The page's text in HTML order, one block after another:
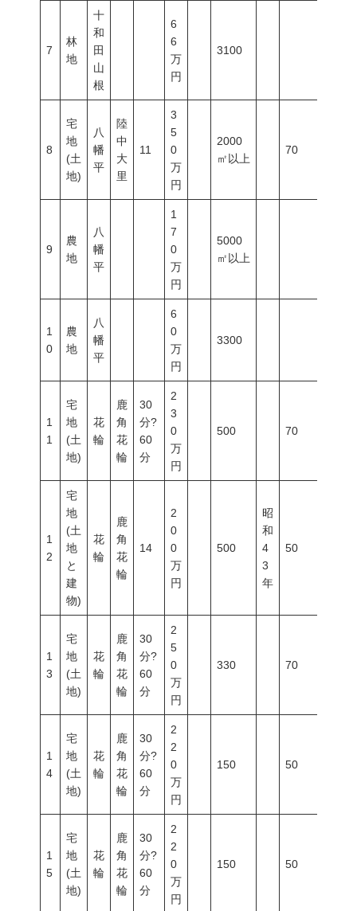
7
林
地
十
和
田
山
根
6
6
万
円
3100
8
宅
地
(土
地)
八
幡
平
陸
中
大
里
11
3
5
0
万
円
2000
㎡以上
70
9
農
地
八
幡
平
1
7
0
万
円
5000
㎡以上
1
0
農
地
八
幡
平
6
0
万
円
3300
1
1
宅
地
(土
地)
花
輪
鹿
角
花
輪
30
分?
60
分
2
3
0
万
円
500 70
1
2
宅
地
(土
地
と
建
物)
花
輪
鹿
角
花
輪
14
2
0
0
万
円
500
昭
和
4
3
年
50
1
3
宅
地
(土
地)
花
輪
鹿
角
花
輪
30
分?
60
分
2
5
0
万
円
330 70
1
4
宅
地
(土
地)
花
輪
鹿
角
花
輪
30
分?
60
分
2
2
0
万
円
150 50
1
5
宅
地
(土
地)
花
輪
鹿
角
花
輪
30
分?
60
分
2
2
0
万
円
150 50